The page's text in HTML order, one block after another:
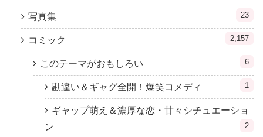
写真集 23
コミック 2,157
このテーマがおもしろい 6
勘違い＆ギャグ全開！爆笑コメディ 1
ギャップ萌え＆濃厚な恋・甘々シチュエーショ
ン
2